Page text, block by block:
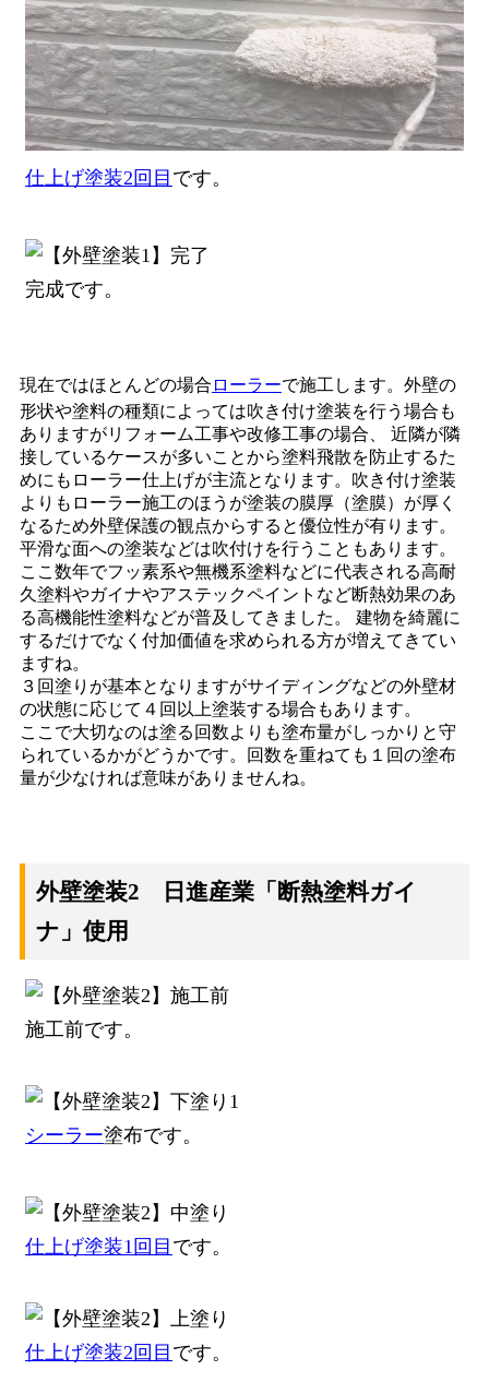
仕上げ塗装2回目 です。
完成です。
現在ではほとんどの場合 ローラーで施工します。外壁の
形状や塗料の種類によっては吹き付け塗装を行う場合も
ありますがリフォーム工事や改修工事の場合、 近隣が隣
接しているケースが多いことから塗料飛散を防止するた
めにもローラー仕上げが主流となります。吹き付け塗装
よりもローラー施工のほうが塗装の膜厚（塗膜）が厚く
なるため外壁保護の観点からすると優位性が有ります。
平滑な面への塗装などは吹付けを行うこともあります。
ここ数年でフッ素系や無機系塗料などに代表される高耐
久塗料やガイナやアステックペイントなど断熱効果のあ
る高機能性塗料などが普及してきました。 建物を綺麗に
するだけでなく付加価値を求められる方が増えてきてい
ますね。
３回塗りが基本となりますがサイディングなどの外壁材
の状態に応じて４回以上塗装する場合もあります。
ここで大切なのは塗る回数よりも塗布量がしっかりと守
られているかがどうかです。回数を重ねても１回の塗布
量が少なければ意味がありませんね。
外壁塗装2 日進産業「断熱塗料ガイ
ナ」使用
施工前です。
シーラー塗布です。
仕上げ塗装1回目 です。
仕上げ塗装2回目 です。